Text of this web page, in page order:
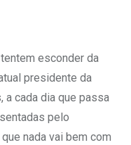
esconder da
presidente da
a cada dia que passa
pelo
nada vai bem com